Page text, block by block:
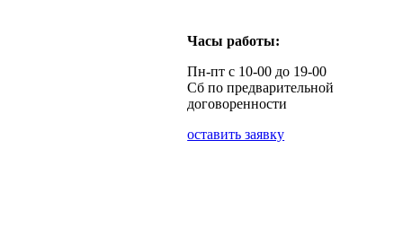
Часы работы:
Пн-пт с 10-00 до 19-00
Сб по предварительной
договоренности
оставить заявку